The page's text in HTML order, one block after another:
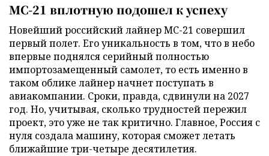
МС-21 вплотную подошел к успеху
Новейший российский лайнер МС-21 совершил
первый полет. Его уникальность в том, что в небо
впервые поднялся серийный полностью
импортозамещенный самолет, то есть именно в
таком облике лайнер начнет поступать в
авиакомпании. Сроки, правда, сдвинули на 2027
год. Но, учитывая, сколько трудностей пережил
проект, это уже не так критично. Главное, Россия с
нуля создала машину, которая сможет летать
ближайшие три-четыре десятилетия.